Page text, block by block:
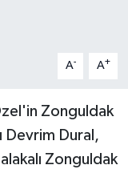
A- A+
Zonguldak
Devrim Dural,
Zonguldak